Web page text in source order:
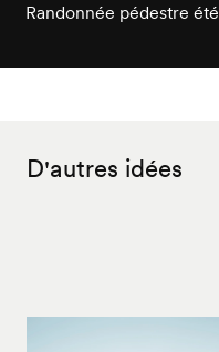
Randonnée pédestre été
D'autres idées